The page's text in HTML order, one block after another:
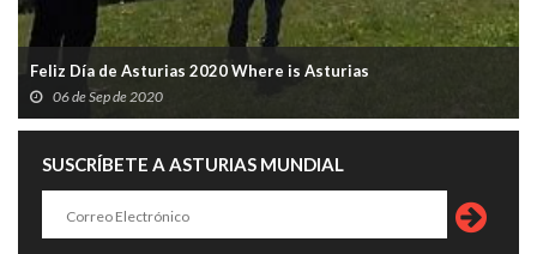
Feliz Día de Asturias 2020 Where is Asturias
06 de Sep de 2020
SUSCRÍBETE A ASTURIAS MUNDIAL